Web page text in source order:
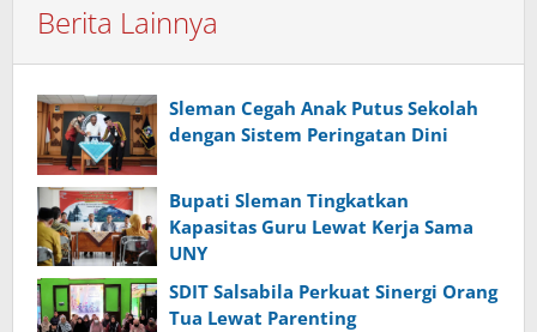
Berita Lainnya
Sleman Cegah Anak Putus Sekolah
dengan Sistem Peringatan Dini
Bupati Sleman Tingkatkan
Kapasitas Guru Lewat Kerja Sama
UNY
SDIT Salsabila Perkuat Sinergi Orang
Tua Lewat Parenting